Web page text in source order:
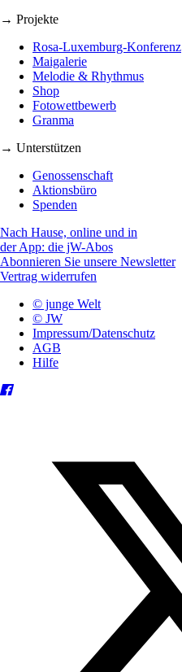
→ Projekte
Rosa-Luxemburg-Konferenz
Maigalerie
Melodie & Rhythmus
Shop
Fotowettbewerb
Granma
→ Unterstützen
Genossenschaft
Aktionsbüro
Spenden
Nach Hause, online und in
der App: die jW-Abos
Abonnieren Sie unsere Newsletter
Vertrag widerrufen
© junge Welt
© JW
Impressum/Datenschutz
AGB
Hilfe